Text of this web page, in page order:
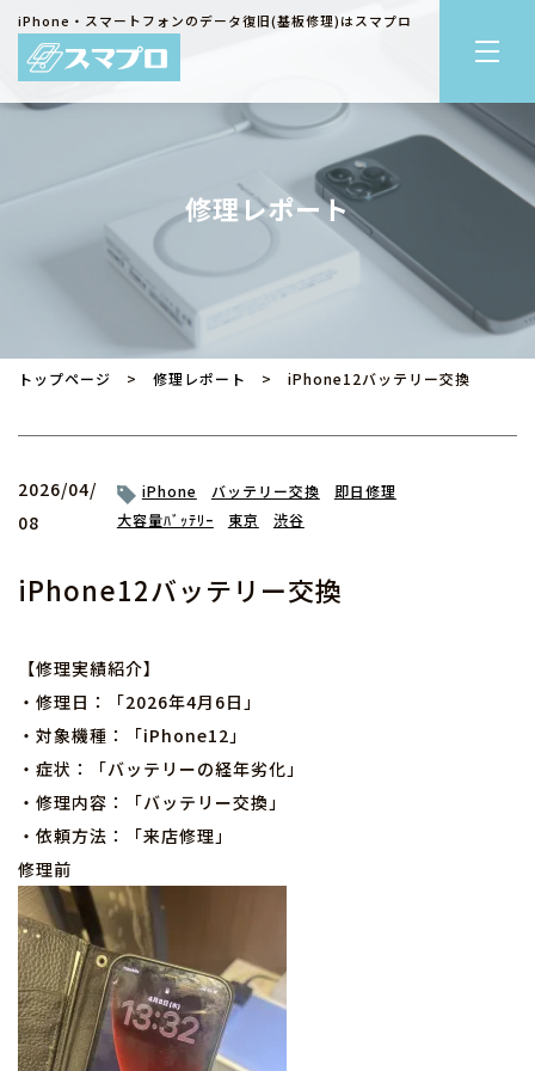
iPhone・スマートフォンのデータ復旧(基板修理)はスマプロ
修理レポート
トップページ > 修理レポート > iPhone12バッテリー交換
2026/04/
08
iPhone バッテリー交換
即日修理
大容量ﾊﾞｯﾃﾘｰ
東京 渋谷
iPhone12バッテリー交換
【修理実績紹介】
・修理日：「2026年4月6日」
・対象機種：「iPhone12」
・症状：「バッテリーの経年劣化」
・修理内容：「バッテリー交換」
・依頼方法：「来店修理」
修理前